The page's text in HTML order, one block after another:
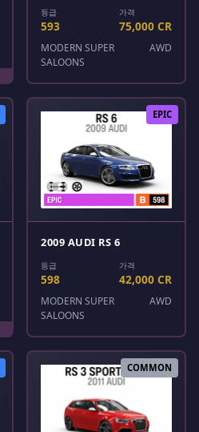
등급
593
가격
75,000 CR
MODERN SUPER
SALOONS
AWD
EPIC
2009 AUDI RS 6
등급
598
가격
42,000 CR
MODERN SUPER
SALOONS
AWD
COMMON